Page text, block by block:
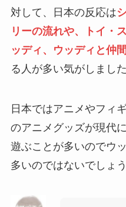
対して、日本の反応は
リーの流れや、トイ・
ッディ、ウッディと仲
る人が多い気がしました
日本ではアニメやフィ
のアニメグッズが現代
遊ぶことが多いのでウ
多いのではないでしょう